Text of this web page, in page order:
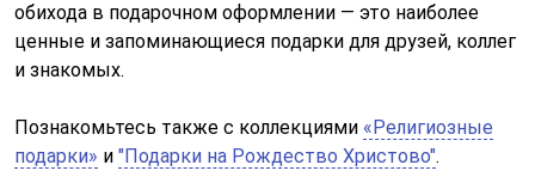
обихода в подарочном оформлении — это наиболее
ценные и запоминающиеся подарки для друзей, коллег
и знакомых.
Познакомьтесь также с коллекциями «Религиозные
подарки» и "Подарки на Рождество Христово".